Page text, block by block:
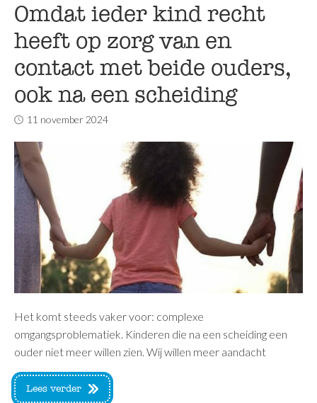
Omdat ieder kind recht
heeft op zorg van en
contact met beide ouders,
ook na een scheiding
11 november 2024
Het komt steeds vaker voor: complexe
omgangsproblematiek. Kinderen die na een scheiding een
ouder niet meer willen zien. Wij willen meer aandacht
Lees verder